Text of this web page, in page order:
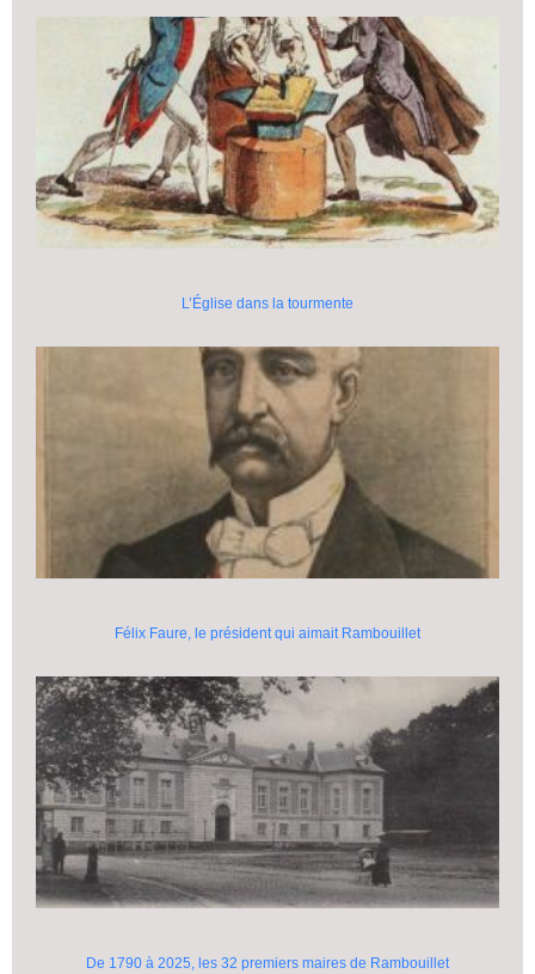
L’Église dans la tourmente
Félix Faure, le président qui aimait Rambouillet
De 1790 à 2025, les 32 premiers maires de Rambouillet